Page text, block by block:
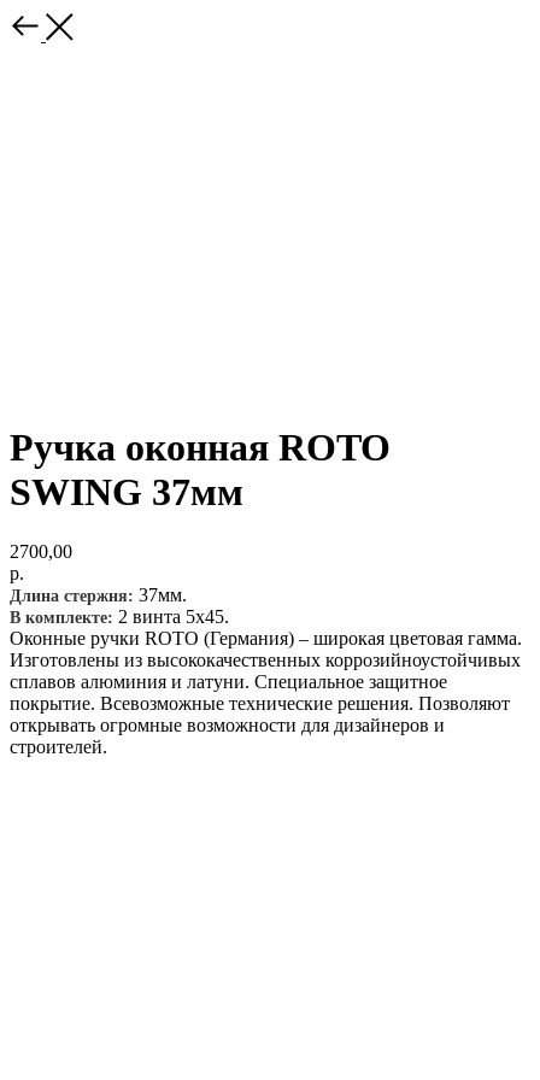
Ручка оконная ROTO
SWING 37мм
2700,00
р.
Длина стержня: 37мм.
В комплекте: 2 винта 5х45.
Оконные ручки ROTO (Германия) – широкая цветовая гамма.
Изготовлены из высококачественных коррозийноустойчивых
сплавов алюминия и латуни. Специальное защитное
покрытие. Всевозможные технические решения. Позволяют
открывать огромные возможности для дизайнеров и
строителей.